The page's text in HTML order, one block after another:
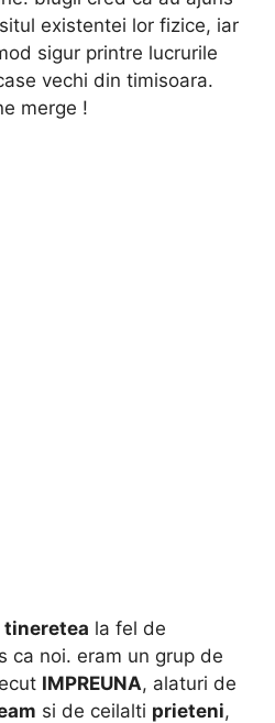
existentei lor fizice, iar
sigur printre lucrurile
vechi din timisoara.
merge !
tineretea la fel de
ca noi. eram un grup de
IMPREUNA, alaturi de
si de ceilalti prieteni,